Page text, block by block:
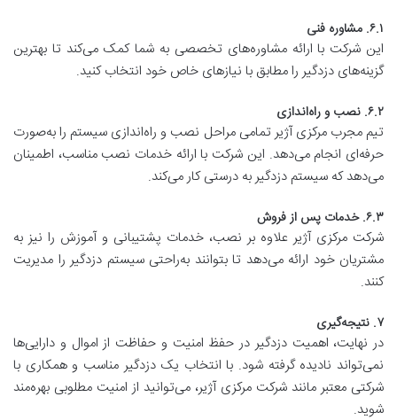
۶.۱. مشاوره فنی
این شرکت با ارائه مشاوره‌های تخصصی به شما کمک می‌کند تا بهترین
گزینه‌های دزدگیر را مطابق با نیازهای خاص خود انتخاب کنید.
۶.۲. نصب و راه‌اندازی
تیم مجرب مرکزی آژیر تمامی مراحل نصب و راه‌اندازی سیستم را به‌صورت
حرفه‌ای انجام می‌دهد. این شرکت با ارائه خدمات نصب مناسب، اطمینان
می‌دهد که سیستم دزدگیر به درستی کار می‌کند.
۶.۳. خدمات پس از فروش
شرکت مرکزی آژیر علاوه بر نصب، خدمات پشتیبانی و آموزش را نیز به
مشتریان خود ارائه می‌دهد تا بتوانند به‌راحتی سیستم دزدگیر را مدیریت
کنند.
۷. نتیجه‌گیری
در نهایت، اهمیت دزدگیر در حفظ امنیت و حفاظت از اموال و دارایی‌ها
نمی‌تواند نادیده گرفته شود. با انتخاب یک دزدگیر مناسب و همکاری با
شرکتی معتبر مانند شرکت مرکزی آژیر، می‌توانید از امنیت مطلوبی بهره‌مند
شوید.